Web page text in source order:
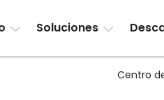
Soluciones
Centro